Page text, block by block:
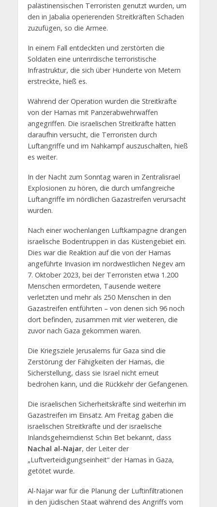
palästinensischen Terroristen genutzt wurden, um
den in Jabalia operierenden Streitkräften Schaden
zuzufügen, so die Armee.
In einem Fall entdeckten und zerstörten die
Soldaten eine unterirdische terroristische
Infrastruktur, die sich über Hunderte von Metern
erstreckte, hieß es.
Während der Operation wurden die Streitkräfte
von der Hamas mit Panzerabwehrwaffen
angegriffen. Die israelischen Streitkräfte hätten
daraufhin versucht, die Terroristen durch
Luftangriffe und im Nahkampf auszuschalten, hieß
es weiter.
In der Nacht zum Sonntag waren in Zentralisrael
Explosionen zu hören, die durch umfangreiche
Luftangriffe im nördlichen Gazastreifen verursacht
wurden.
Nach einer wochenlangen Luftkampagne drangen
israelische Bodentruppen in das Küstengebiet ein.
Dies war die Reaktion auf die von der Hamas
angeführte Invasion im nordwestlichen Negev am
7. Oktober 2023, bei der Terroristen etwa 1.200
Menschen ermordeten, Tausende weitere
verletzten und mehr als 250 Menschen in den
Gazastreifen entführten – von denen sich 96 noch
dort befinden, zusammen mit vier weiteren, die
zuvor nach Gaza gekommen waren.
Die Kriegsziele Jerusalems für Gaza sind die
Zerstörung der Fähigkeiten der Hamas, die
Sicherstellung, dass sie Israel nicht erneut
bedrohen kann, und die Rückkehr der Gefangenen.
Die israelischen Sicherheitskräfte sind weiterhin im
Gazastreifen im Einsatz. Am Freitag gaben die
israelischen Streitkräfte und der israelische
Inlandsgeheimdienst Schin Bet bekannt, dass
Nachal al-Najar, der Leiter der
„Luftverteidigungseinheit“ der Hamas in Gaza,
getötet wurde.
Al-Najar war für die Planung der Luftinfiltrationen
in den jüdischen Staat während des Angriffs vom